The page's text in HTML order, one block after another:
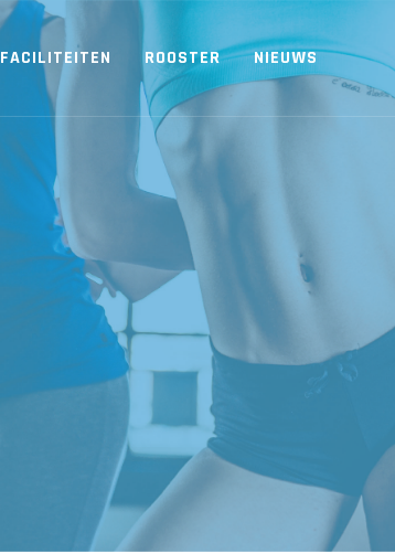
FACILITEITEN ROOSTER NIEUWS